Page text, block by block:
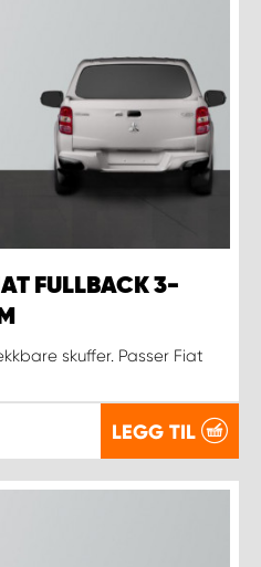
FULLBACK 3-
skuffer. Passer Fiat
LEGG TIL